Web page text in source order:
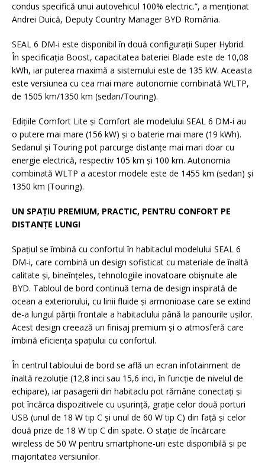
condus specifică unui autovehicul 100% electric.”, a menționat
Andrei Duică, Deputy Country Manager BYD România.
SEAL 6 DM-i este disponibil în două configurații Super Hybrid.
În specificația Boost, capacitatea bateriei Blade este de 10,08
kWh, iar puterea maximă a sistemului este de 135 kW. Aceasta
este versiunea cu cea mai mare autonomie combinată WLTP,
de 1505 km/1350 km (sedan/Touring).
Edițiile Comfort Lite și Comfort ale modelului SEAL 6 DM-i au
o putere mai mare (156 kW) și o baterie mai mare (19 kWh).
Sedanul și Touring pot parcurge distanțe mai mari doar cu
energie electrică, respectiv 105 km și 100 km. Autonomia
combinată WLTP a acestor modele este de 1455 km (sedan) și
1350 km (Touring).
UN SPAȚIU PREMIUM, PRACTIC, PENTRU CONFORT PE
DISTANȚE LUNGI
Spațiul se îmbină cu confortul în habitaclul modelului SEAL 6
DM-i, care combină un design sofisticat cu materiale de înaltă
calitate și, bineînțeles, tehnologiile inovatoare obișnuite ale
BYD. Tabloul de bord continuă tema de design inspirată de
ocean a exteriorului, cu linii fluide și armonioase care se extind
de-a lungul părții frontale a habitaclului până la panourile ușilor.
Acest design creează un finisaj premium și o atmosferă care
îmbină eficiența spațiului cu confortul.
În centrul tabloului de bord se află un ecran infotainment de
înaltă rezoluție (12,8 inci sau 15,6 inci, în funcție de nivelul de
echipare), iar pasagerii din habitaclu pot rămâne conectați și
pot încărca dispozitivele cu ușurință, grație celor două porturi
USB (unul de 18 W tip C și unul de 60 W tip C) din față și celor
două prize de 18 W tip C din spate. O stație de încărcare
wireless de 50 W pentru smartphone-uri este disponibilă și pe
majoritatea versiunilor.